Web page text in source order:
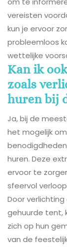
vereisten
kun je ervoor
probleemloos
wettelijke
Kan ik
zoals
huren bij
Ja, bij de
het mogelijk
huren. Deze
ervoor te
sfeervol
Door
gehuurde tent,
zich op hun
van de